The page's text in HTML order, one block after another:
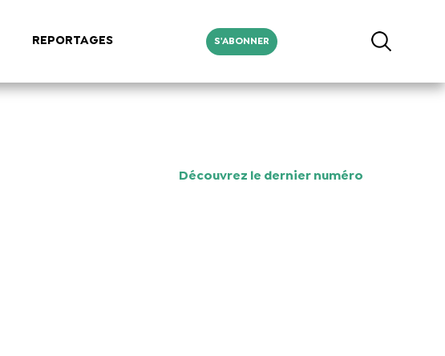
REPORTAGES S'ABONNER
Découvrez le dernier numéro